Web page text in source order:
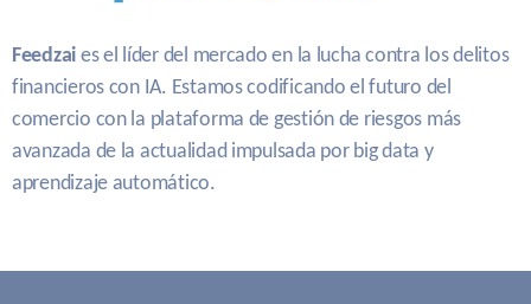
Feedzai es el líder del mercado en la lucha contra los delitos
financieros con IA. Estamos codificando el futuro del
comercio con la plataforma de gestión de riesgos más
avanzada de la actualidad impulsada por big data y
aprendizaje automático.